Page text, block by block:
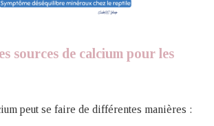
sources de calcium pour les
peut se faire de différentes manières :